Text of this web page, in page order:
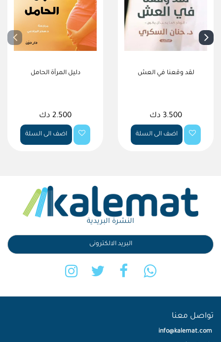
دليل المرأة الحامل
2.500 دك
اضف الى السلة
لقد وقعنا في العش
3.500 دك
اضف الى السلة
النشرة البريدية
تواصل معنا
info@kalemat.com